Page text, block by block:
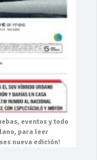
eventosy todo
para leer
nueva edición!